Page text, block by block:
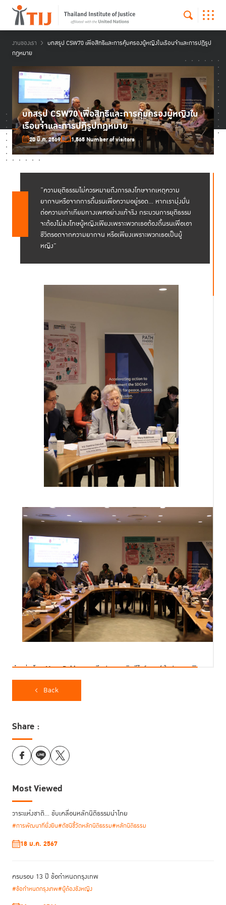
งานของเรา
บทสรุุป CSW70 เพื่อสิทธิและการคุ้มครองผู้หญิงในเรือนจำและการปฏิรูป
กฎหมาย
บทสรุุป CSW70 เพื่อสิทธิและการคุ้มครองผู้หญิงใน
เรือนจำและการปฏิรูปกฎหมาย
20 มี.ค. 2569 1,565 Number of visitors
“ความยุติธรรมไม่ควรหมายถึงการลงโทษจากเหตุความ
ยากจนหรือจากการดิ้นรนเพื่อความอยู่รอด… หากเรามุ่งมั่น
ต่อความเท่าเทียมทางเพศอย่างแท้จริง กระบวนการยุติธรรม
จะต้องไม่ลงโทษผู้หญิงเพียงเพราะพวกเธอต้องดิ้นรนเพื่อเอา
ชีวิตรอดจากความยากจน หรือเพียงเพราะพวกเธอเป็นผู้
หญิง”
คำกล่าวโดยMary Robinsonอดีตประธานาธิบดีไอร์แลนด์ ในปาฐกถาพิเศษ
ระหว่างการประชุมคู่ขนาน หัวข้อ “การทบทวนกฎหมายและแนวปฏิบัติที่นำไปสู่
การเอาผิดทางอาญาต่อผู้หญิงจากความยากจนและสถานะทางสังคม” ซึ่งจัด
ขึ้นเมื่อวันพุธที่ 18 มีนาคม 2569 ในระหว่างการประชุมคณะกรรมาธิการว่าด้วย
กิจกรรมคู่ขนานดังกล่าวยังคงมุ่งเน้นประเด็นผู้หญิงกับการถูกดำเนินคดีทาง
Back
Share :
Most Viewed
วาระแห่งชาติ… ขับเคลื่อนหลักนิติธรรมนำไทย
#การพัฒนาที่ยั่งยืน#ดัชนีชี้วัดหลักนิติธรรม#หลักนิติธรรม
18 ม.ค. 2567
ครบรอบ 13 ปี ข้อกำหนดกรุงเทพ
#ข้อกำหนดกรุงเทพ#ผู้ต้องขังหญิง